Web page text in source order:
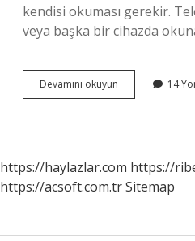
kendisi okuması gerekir.
veya başka bir cihazda
Devamını okuyun Telefondan
Kuran
Mi
14
https://haylazlar.com https://
https://acsoft.com.trSitemap